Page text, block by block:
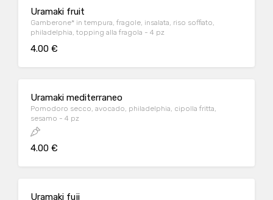
Uramaki fruit
Gamberone* in tempura, fragole, insalata, riso soffiato,
philadelphia, topping alla fragola - 4 pz
4.00 €
Uramaki mediterraneo
Pomodoro secco, avocado, philadelphia, cipolla fritta,
sesamo - 4 pz
4.00 €
Uramaki fuji